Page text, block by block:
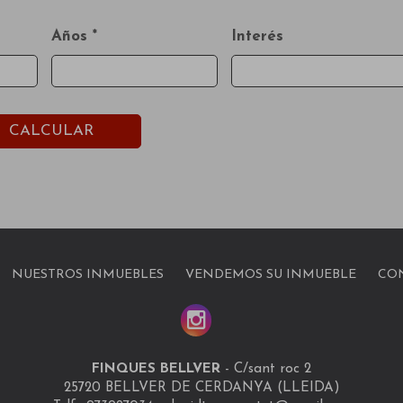
Años * Interés
CALCULAR
NUESTROS INMUEBLES VENDEMOS SU INMUEBLE
FINQUES BELLVER - C/sant roc 2
25720 BELLVER DE CERDANYA (LLEIDA)